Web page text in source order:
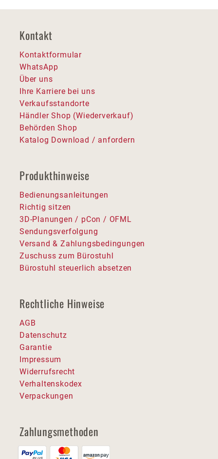
Kontakt
Kontaktformular
WhatsApp
Über uns
Ihre Karriere bei uns
Verkaufsstandorte
Händler Shop (Wiederverkauf)
Behörden Shop
Katalog Download / anfordern
Produkthinweise
Bedienungsanleitungen
Richtig sitzen
3D-Planungen / pCon / OFML
Sendungsverfolgung
Versand & Zahlungsbedingungen
Zuschuss zum Bürostuhl
Bürostuhl steuerlich absetzen
Rechtliche Hinweise
AGB
Datenschutz
Garantie
Impressum
Widerrufsrecht
Verhaltenskodex
Verpackungen
Zahlungsmethoden